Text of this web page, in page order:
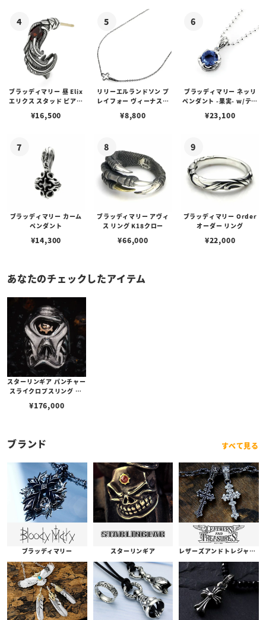
ブラッディマリー 昼 Elix
エリクス スタッド ピアス
¥16,500
リリーエルランドソン プ
レイフォー ヴィーナスチ
¥8,800
ブラッディマリー ネッリ
ペンダント -果実- w/ティ
¥23,100
ブラッディマリー カーム
ペンダント
¥14,300
ブラッディマリー アヴィ
ス リング K18クロー
¥66,000
ブラッディマリー Order
オーダー リング
¥22,000
あなたのチェックしたアイテム
スターリンギア パンチャー
スライクロプスリング w/
¥176,000
ブランド すべて見る
ブラッディマリー スターリンギア レザーズアンドトレジャーズ